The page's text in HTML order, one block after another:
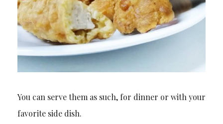
You can serve them as such, for dinner or with your
favorite side dish.